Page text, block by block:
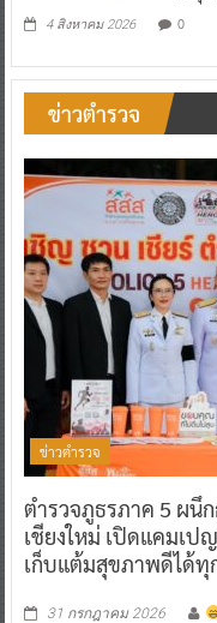
4 สิงหาคม 2026 0
ข่าวตำรวจ
ข่าวตำรวจ
ตำรวจภูธรภาค 5 ผนึ
เชียงใหม่ เปิดแคมเป
เก็บแต้มสุขภาพดีได้ทุ
31 กรกฎาคม 2026